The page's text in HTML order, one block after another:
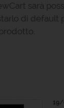
sarà
di